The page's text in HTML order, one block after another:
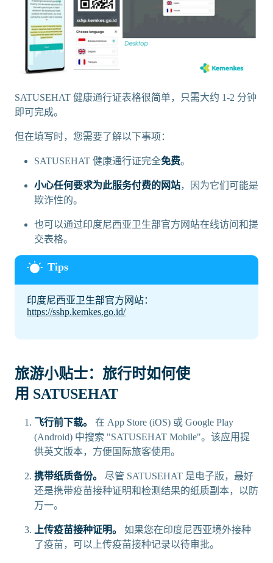
SATUSEHAT 健康通行证表格很简单，只需大约 1-2 分钟
即可完成。
但在填写时，您需要了解以下事项：
SATUSEHAT 健康通行证完全免费。
小心任何要求为此服务付费的网站，因为它们可能是
欺诈性的。
也可以通过印度尼西亚卫生部官方网站在线访问和提
交表格。
印度尼西亚卫生部官方网站：
https://sshp.kemkes.go.id/
旅游小贴士：旅行时如何使
用 SATUSEHAT
飞行前下载。
在 App Store (iOS) 或 Google Play
(Android) 中搜索 "SATUSEHAT Mobile"。该应用提
供英文版本，方便国际旅客使用。
携带纸质备份。
尽管 SATUSEHAT 是电子版，最好
还是携带疫苗接种证明和检测结果的纸质副本，以防
万一。
上传疫苗接种证明。
如果您在印度尼西亚境外接种
了疫苗，可以上传疫苗接种记录以待审批。